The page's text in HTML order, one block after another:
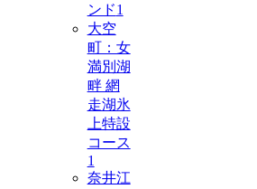
ンド1
大空
町：女
満別湖
畔 網
走湖氷
上特設
コース
1
奈井江